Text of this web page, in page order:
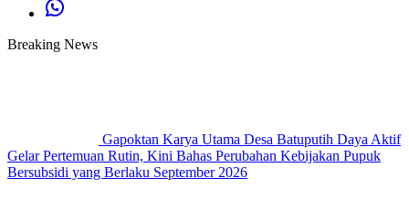
Breaking News
Gapoktan Karya Utama Desa Batuputih Daya Aktif
Gelar Pertemuan Rutin, Kini Bahas Perubahan Kebijakan Pupuk
Bersubsidi yang Berlaku September 2026